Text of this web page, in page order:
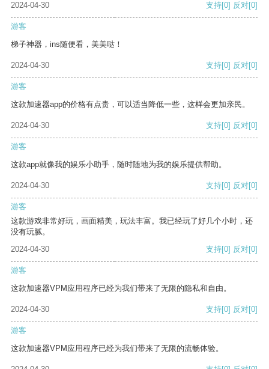
2024-04-30 支持[0] 反对[0]
游客
梯子神器，ins随便看，美美哒！
2024-04-30 支持[0] 反对[0]
游客
这款加速器app的价格有点贵，可以适当降低一些，这样会更加亲民。
2024-04-30 支持[0] 反对[0]
游客
这款app就像我的娱乐小助手，随时随地为我的娱乐提供帮助。
2024-04-30 支持[0] 反对[0]
游客
这款游戏非常好玩，画面精美，玩法丰富。我已经玩了好几个小时，还
没有玩腻。
2024-04-30
支持[0] 反对[0]
游客
这款加速器VPM应用程序已经为我们带来了无限的隐私和自由。
2024-04-30 支持[0] 反对[0]
游客
这款加速器VPM应用程序已经为我们带来了无限的流畅体验。